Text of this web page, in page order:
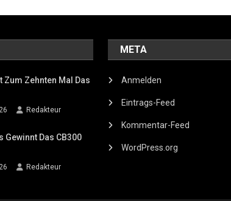
Zum Zehnten Mal Das
Redakteur
Das CB300
Redakteur
META
Anmelden
Eintrags-Feed
Kommentar-Feed
WordPress.org